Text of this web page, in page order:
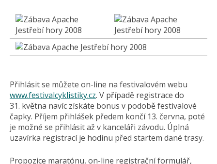
Přihlásit se můžete on-line na festivalovém webu
www.festivalcyklistiky.cz. V případě registrace do
31. května navíc získáte bonus v podobě festivalové
čapky. Příjem přihlášek předem končí 13. června, poté
je možné se přihlásit až v kanceláři závodu. Úplná
uzavírka registrací je hodinu před startem dané trasy.
Propozice maratónu, on-line registrační formulář,